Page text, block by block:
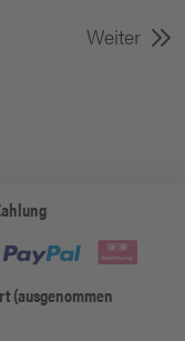
Weiter
(ausgenommen